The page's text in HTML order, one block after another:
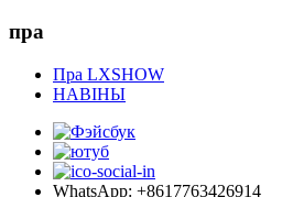
пра
Пра LXSHOW
НАВІНЫ
WhatsApp: +8617763426914